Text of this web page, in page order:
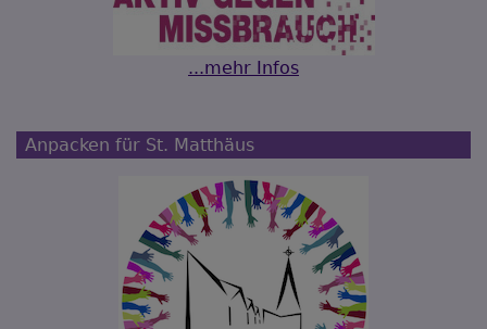
...mehr Infos
Anpacken für St. Matthäus